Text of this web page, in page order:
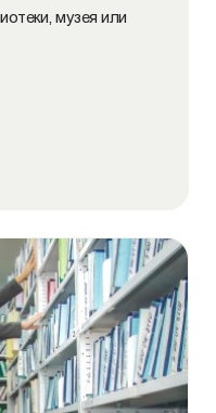
музея или